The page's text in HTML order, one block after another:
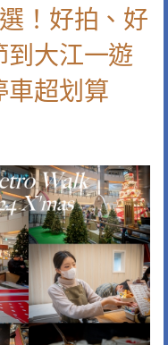
！好拍、好
到大江一遊
車超划算